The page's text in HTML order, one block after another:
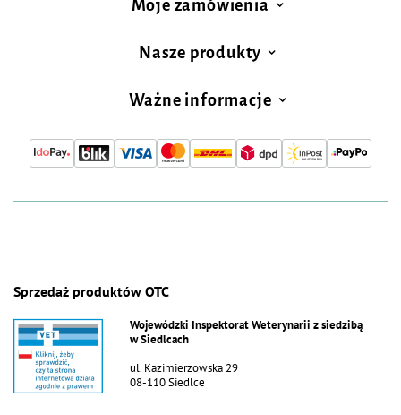
Moje zamówienia
Nasze produkty
Ważne informacje
Sprzedaż produktów OTC
Wojewódzki Inspektorat Weterynarii z siedzibą
w Siedlcach
ul. Kazimierzowska 29
08-110 Siedlce